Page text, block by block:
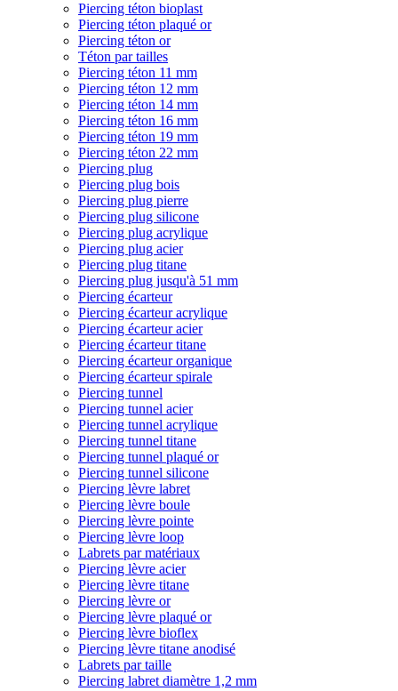
Piercing téton bioplast
Piercing téton plaqué or
Piercing téton or
Téton par tailles
Piercing téton 11 mm
Piercing téton 12 mm
Piercing téton 14 mm
Piercing téton 16 mm
Piercing téton 19 mm
Piercing téton 22 mm
Piercing plug
Piercing plug bois
Piercing plug pierre
Piercing plug silicone
Piercing plug acrylique
Piercing plug acier
Piercing plug titane
Piercing plug jusqu'à 51 mm
Piercing écarteur
Piercing écarteur acrylique
Piercing écarteur acier
Piercing écarteur titane
Piercing écarteur organique
Piercing écarteur spirale
Piercing tunnel
Piercing tunnel acier
Piercing tunnel acrylique
Piercing tunnel titane
Piercing tunnel plaqué or
Piercing tunnel silicone
Piercing lèvre labret
Piercing lèvre boule
Piercing lèvre pointe
Piercing lèvre loop
Labrets par matériaux
Piercing lèvre acier
Piercing lèvre titane
Piercing lèvre or
Piercing lèvre plaqué or
Piercing lèvre bioflex
Piercing lèvre titane anodisé
Labrets par taille
Piercing labret diamètre 1,2 mm